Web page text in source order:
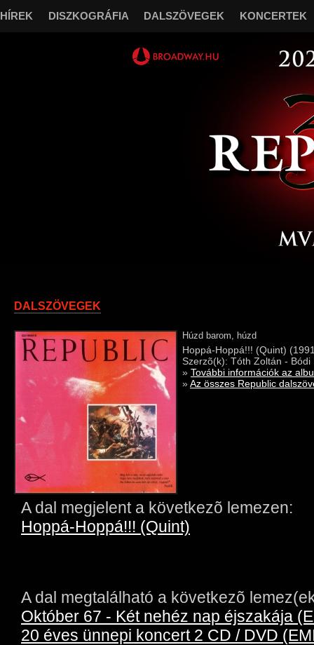
DALSZÖVEGEK
Húzd barom, húzd
Hoppá-Hoppá!!! (Quint)
Szerzõ(k): Tóth Zoltán - Bódi
» További információk az
»Az összes Republic
A dal megjelent a következõ lemezen:
Hoppá-Hoppá!!! (Quint)
A dal megtalálható a következõ
Október 67 - Két nehéz nap éjszakája
20 éves ünnepi koncert 2 CD / DVD
HÍREK DISZKOGRÁFIA DALSZÖVEGEK KONCERTEK